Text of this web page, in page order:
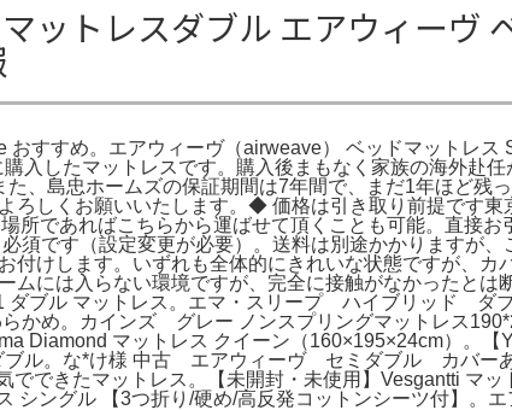
ットレスダブル エアウィーヴ
すすめ。エアウィーヴ（airweave） ベッドマットレス
入したマットレスです。購入後まもなく家族の海外赴
、島忠ホームズの保証期間は7年間で、まだ1年ほど残
ろしくお願いいたします。◆ 価格は引き取り前提です
所であればこちらから運ばせて頂くことも可能。直接
です（設定変更が必要）。送料は別途かかりますが
付けします。いずれも全体的にきれいな状態ですが、
ムには入らない環境ですが、完全に接触がなかったとは
ダブル マットレス。エマ・スリープ ハイブリッド ダ
め。カインズ グレー ノンスプリングマットレス
Diamond マットレス クイーン（160×195×24cm）。
ブル。な*け様 中古 エアウィーヴ セミダブル カバー
できたマットレス。【未開封・未使用】Vesgantti マ
シングル 【3つ折り/硬め/高反発コットンシーツ付】。